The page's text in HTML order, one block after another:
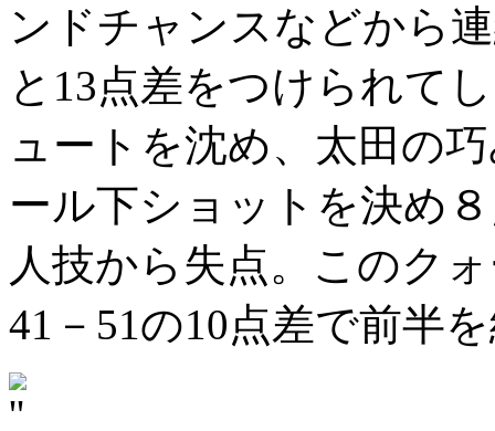
ンドチャンスなどから
と13点差をつけられて
ュートを沈め、太田の
ール下ショットを決め
人技から失点。このク
41－51の10点差で前半